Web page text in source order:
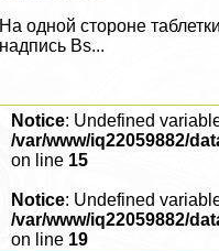
На одной стороне
надпись Bs...
Notice: Undefined
/var/www/iq22059882/
on line 15
Notice: Undefined
/var/www/iq22059882/
on line 19